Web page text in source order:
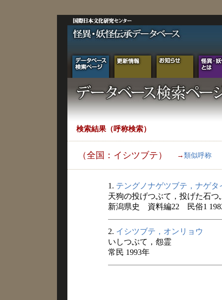
検索結果（呼称検索）
（全国：イシツブテ） → 類似呼称
1. テングノナゲツブテ，ナゲ
天狗の投げつぶて，投げた石
新潟県史 資料編22 民俗1
2. イシツブテ，オンリョウ
いしつぶて，怨霊
常民 1993年